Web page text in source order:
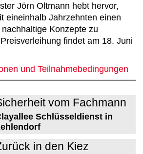
Jörn Oltmann hebt hervor,
eineinhalb Jahrzehnten einen
Konzepte zu
findet am 18. Juni
und Teilnahmebedingungen
vom Fachmann
Schlüsseldienst in
in den Kiez